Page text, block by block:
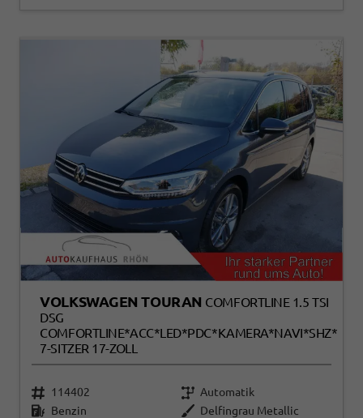
VOLKSWAGEN TOURAN COMFORTLINE 1.5 TSI
DSG
COMFORTLINE*ACC*LED*PDC*KAMERA*NAVI*SHZ*
7-SITZER 17-ZOLL
114402
Automatik
Benzin
Delfingrau Metallic